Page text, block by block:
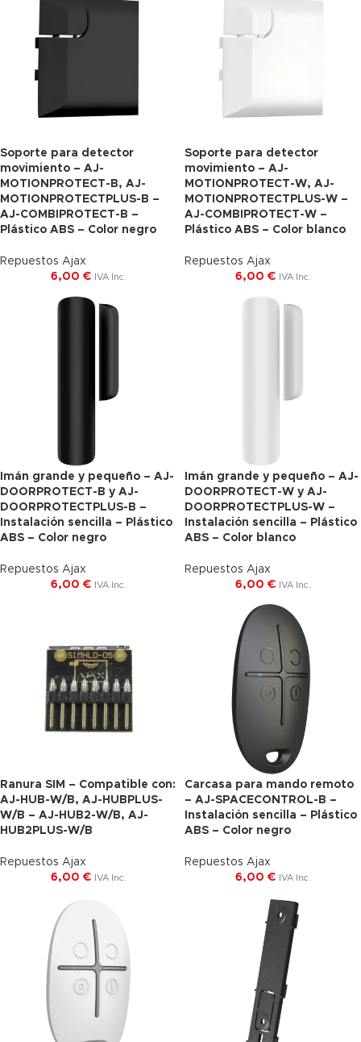
Soporte para detector
movimiento – AJ-
MOTIONPROTECT-B, AJ-
MOTIONPROTECTPLUS-B –
AJ-COMBIPROTECT-B –
Plástico ABS – Color negro
Repuestos Ajax
6,00 € IVA Inc.
Soporte para detector
movimiento – AJ-
MOTIONPROTECT-W, AJ-
MOTIONPROTECTPLUS-W –
AJ-COMBIPROTECT-W –
Plástico ABS – Color blanco
Repuestos Ajax
6,00 € IVA Inc.
Imán grande y pequeño – AJ-
DOORPROTECT-B y AJ-
DOORPROTECTPLUS-B –
Instalación sencilla – Plástico
ABS – Color negro
Repuestos Ajax
6,00 € IVA Inc.
Imán grande y pequeño – AJ-
DOORPROTECT-W y AJ-
DOORPROTECTPLUS-W –
Instalación sencilla – Plástico
ABS – Color blanco
Repuestos Ajax
6,00 € IVA Inc.
Ranura SIM – Compatible con:
AJ-HUB-W/B, AJ-HUBPLUS-
W/B – AJ-HUB2-W/B, AJ-
HUB2PLUS-W/B
Repuestos Ajax
6,00 € IVA Inc.
Carcasa para mando remoto
– AJ-SPACECONTROL-B –
Instalación sencilla – Plástico
ABS – Color negro
Repuestos Ajax
6,00 € IVA Inc.